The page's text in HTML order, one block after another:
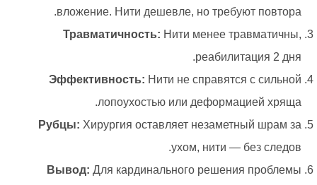
вложение. Нити дешевле, но требуют повтора.
Травматичность: Нити менее травматичны,
реабилитация 2 дня.
Эффективность: Нити не справятся с сильной
лопоухостью или деформацией хряща.
Рубцы: Хирургия оставляет незаметный шрам за
ухом, нити — без следов.
Вывод: Для кардинального решения проблемы